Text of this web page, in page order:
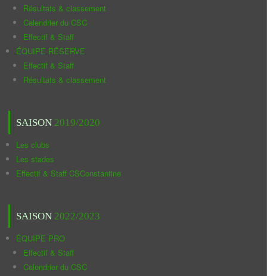
Résultats & classement
Calendrier du CSC
Effectif & Staff
ÉQUIPE RÉSERVE
Effectif & Staff
Résultats & classement
SAISON 2019/2020
Les clubs
Les stades
Effectif & Staff CSConstantine
SAISON 2022/2023
ÉQUIPE PRO
Effectif & Staff
Calendrier du CSC